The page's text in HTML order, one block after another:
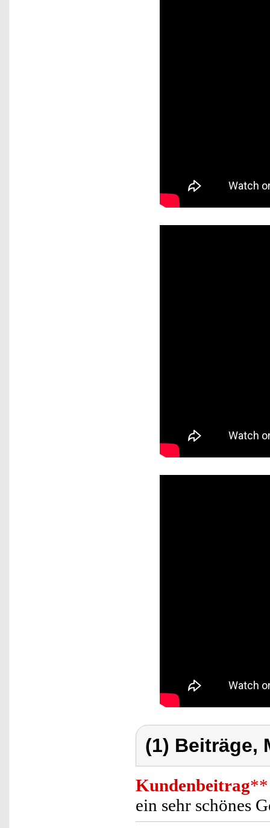
(1) Beiträge,
Kundenbeitrag**
ein sehr schönes